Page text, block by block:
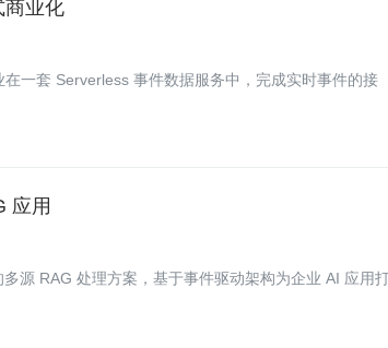
商业化
一套 Serverless 事件数据服务中，完成实时事件的接
应用
源 RAG 处理方案，基于事件驱动架构为企业 AI 应用